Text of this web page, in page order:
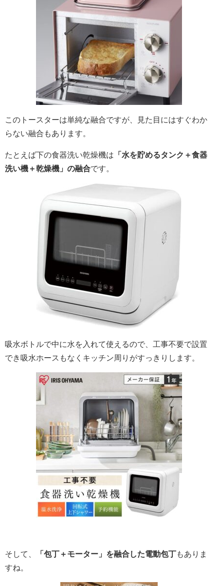
このトースターは単純な融合ですが、見た目にはすぐわか
らない融合もあります。
たとえば下の食器洗い乾燥機は 「水を貯めるタンク＋食器
洗い機＋乾燥機」の融合です。
吸水ボトルで中に水を入れて使えるので、工事不要で設置
でき吸水ホースもなくキッチン周りがすっきりします。
そして、 「包丁＋モーター」を融合した電動包丁もありま
すね。